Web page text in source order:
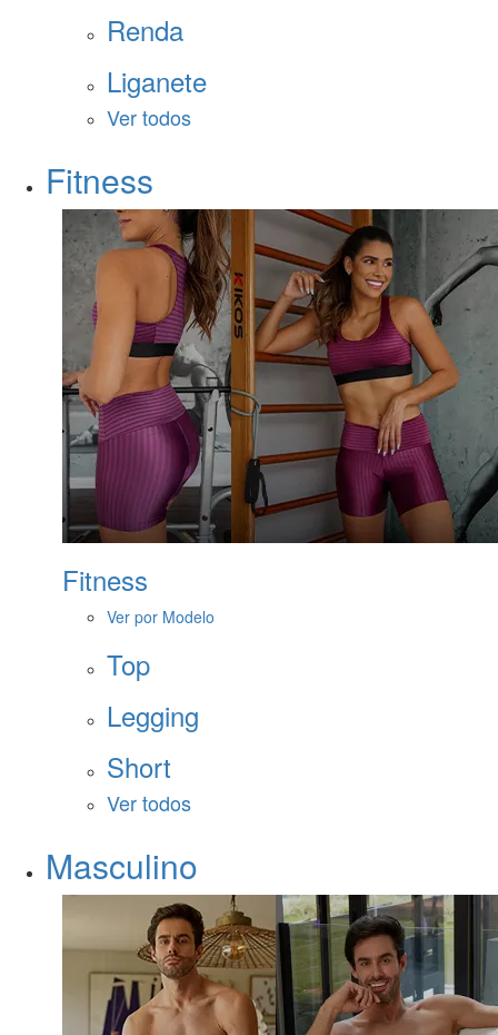
Renda
Liganete
Ver todos
Fitness
Fitness
Ver por Modelo
Top
Legging
Short
Ver todos
Masculino